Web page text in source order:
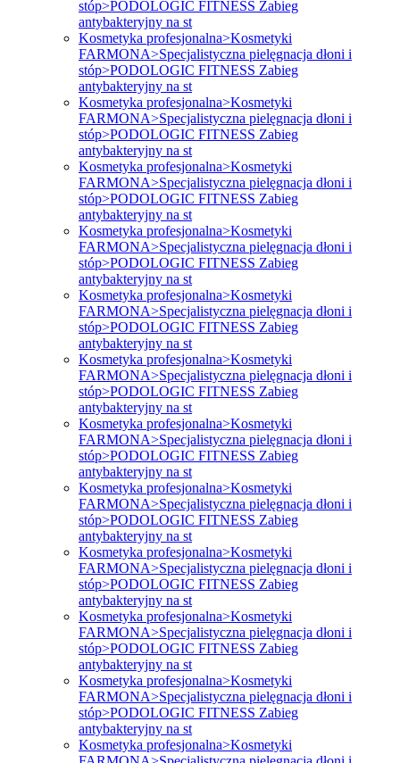
stóp>PODOLOGIC FITNESS Zabieg
antybakteryjny na st
Kosmetyka profesjonalna>Kosmetyki
FARMONA>Specjalistyczna pielęgnacja dłoni i
stóp>PODOLOGIC FITNESS Zabieg
antybakteryjny na st
Kosmetyka profesjonalna>Kosmetyki
FARMONA>Specjalistyczna pielęgnacja dłoni i
stóp>PODOLOGIC FITNESS Zabieg
antybakteryjny na st
Kosmetyka profesjonalna>Kosmetyki
FARMONA>Specjalistyczna pielęgnacja dłoni i
stóp>PODOLOGIC FITNESS Zabieg
antybakteryjny na st
Kosmetyka profesjonalna>Kosmetyki
FARMONA>Specjalistyczna pielęgnacja dłoni i
stóp>PODOLOGIC FITNESS Zabieg
antybakteryjny na st
Kosmetyka profesjonalna>Kosmetyki
FARMONA>Specjalistyczna pielęgnacja dłoni i
stóp>PODOLOGIC FITNESS Zabieg
antybakteryjny na st
Kosmetyka profesjonalna>Kosmetyki
FARMONA>Specjalistyczna pielęgnacja dłoni i
stóp>PODOLOGIC FITNESS Zabieg
antybakteryjny na st
Kosmetyka profesjonalna>Kosmetyki
FARMONA>Specjalistyczna pielęgnacja dłoni i
stóp>PODOLOGIC FITNESS Zabieg
antybakteryjny na st
Kosmetyka profesjonalna>Kosmetyki
FARMONA>Specjalistyczna pielęgnacja dłoni i
stóp>PODOLOGIC FITNESS Zabieg
antybakteryjny na st
Kosmetyka profesjonalna>Kosmetyki
FARMONA>Specjalistyczna pielęgnacja dłoni i
stóp>PODOLOGIC FITNESS Zabieg
antybakteryjny na st
Kosmetyka profesjonalna>Kosmetyki
FARMONA>Specjalistyczna pielęgnacja dłoni i
stóp>PODOLOGIC FITNESS Zabieg
antybakteryjny na st
Kosmetyka profesjonalna>Kosmetyki
FARMONA>Specjalistyczna pielęgnacja dłoni i
stóp>PODOLOGIC FITNESS Zabieg
antybakteryjny na st
Kosmetyka profesjonalna>Kosmetyki